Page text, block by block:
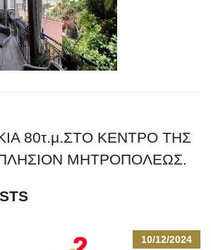
80τ.μ.ΣΤΟ ΚΕΝΤΡΟ ΤΗΣ
ΜΗΤΡΟΠΟΛΕΩΣ.
10/12/2024